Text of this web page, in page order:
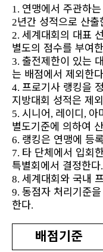
1. 연맹에서 주관하
2년간 성적으로 산출
2. 세계대회의 대표
별도의 점수를 부여
3. 출전제한이 있는
는 배점에서 제외한다
4. 프로기사 랭킹을
지방대회 성적은 제
5. 시니어, 레이디, 아
별도기준에 의하여
6. 랭킹은 연맹에 등
7. 타 단체에서 입회
특별회에서 결정한다.
8. 세계대회와 국내
9. 동점자 처리기준
한다.
배점기준